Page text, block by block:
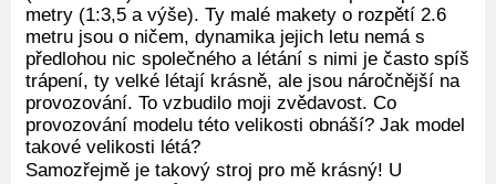
metry (1:3,5 a výše). Ty malé makety o rozpětí 2.6
metru jsou o ničem, dynamika jejich letu nemá s
předlohou nic společného a létání s nimi je často spíš
trápení, ty velké létají krásně, ale jsou náročnější na
provozování. To vzbudilo moji zvědavost. Co
provozování modelu této velikosti obnáší? Jak model
takové velikosti létá?
Samozřejmě je takový stroj pro mě krásný! U